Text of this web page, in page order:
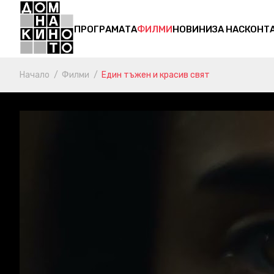
ПРОГРАМАТАФИЛМИНОВИНИЗА НАС
Начало Филми Един тъжен и красив свят